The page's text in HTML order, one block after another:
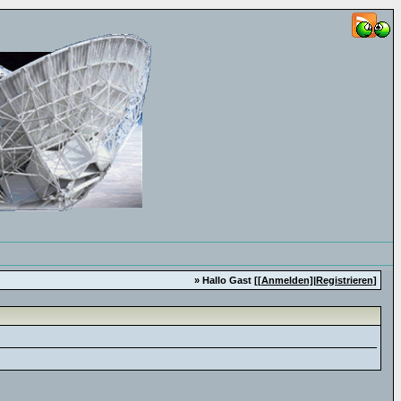
» Hallo Gast [[Anmelden]|Registrieren]